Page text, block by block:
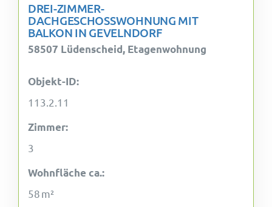
DREI-ZIMMER-
DACHGESCHOSSWOHNUNG MIT
BALKON IN GEVELNDORF
58507 Lüdenscheid, Etagenwohnung
Objekt-ID:
113.2.11
Zimmer:
3
Wohnfläche ca.:
58 m²